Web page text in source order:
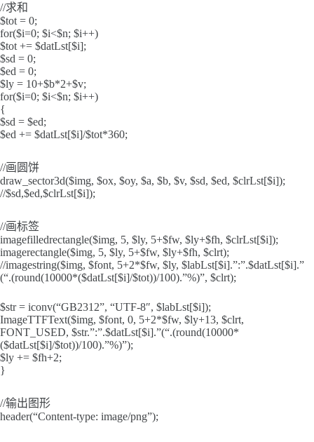
//求和
$tot = 0;
for($i=0; $i<$n; $i++)
$tot += $datLst[$i];
$sd = 0;
$ed = 0;
$ly = 10+$b*2+$v;
for($i=0; $i<$n; $i++)
{
$sd = $ed;
$ed += $datLst[$i]/$tot*360;
//画圆饼
draw_sector3d($img, $ox, $oy, $a, $b, $v, $sd, $ed, $clrLst[$i]);
//$sd,$ed,$clrLst[$i]);
//画标签
imagefilledrectangle($img, 5, $ly, 5+$fw, $ly+$fh, $clrLst[$i]);
imagerectangle($img, 5, $ly, 5+$fw, $ly+$fh, $clrt);
//imagestring($img, $font, 5+2*$fw, $ly, $labLst[$i].”:”.$datLst[$i].”
(“.(round(10000*($datLst[$i]/$tot))/100).”%)”, $clrt);
$str = iconv(“GB2312”, “UTF-8″, $labLst[$i]);
ImageTTFText($img, $font, 0, 5+2*$fw, $ly+13, $clrt,
FONT_USED, $str.”:”.$datLst[$i].”(“.(round(10000*
($datLst[$i]/$tot))/100).”%)”);
$ly += $fh+2;
}
//输出图形
header(“Content-type: image/png”);